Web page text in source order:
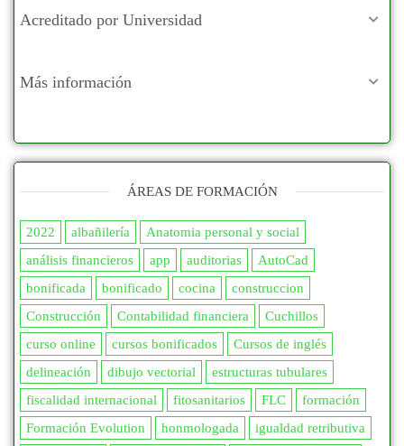
Acreditado por Universidad
Más información
ÁREAS DE FORMACIÓN
2022 albañilería
Anatomia personal y social
análisis financieros
app auditorias
AutoCad
bonificada
bonificado cocina
construccion
Construcción
Contabilidad financiera
Cuchillos
curso online
cursos bonificados
Cursos de inglés
delineación
dibujo vectorial
estructuras tubulares
fiscalidad internacional
fitosanitarios FLC
formación
Formación Evolution
honmologada
igualdad retributiva